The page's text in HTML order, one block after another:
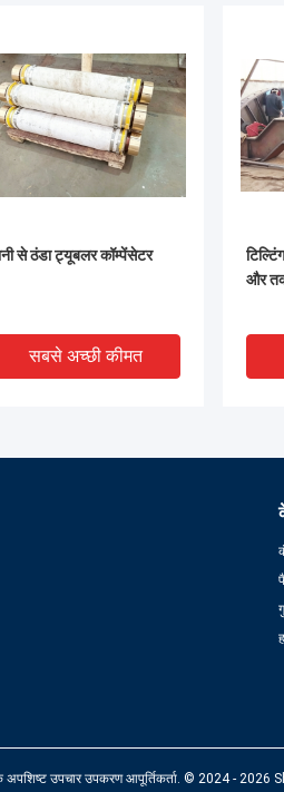
से ठंडा ट्यूबलर कॉम्पेंसेटर
सबसे अच्छी कीमत
और
सबसे अच्छी कीमत
अपशिष्ट उपचार उपकरण आपूर्तिकर्ता. © 2024 -